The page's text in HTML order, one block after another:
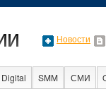
Новости
Digital SMM СМИ